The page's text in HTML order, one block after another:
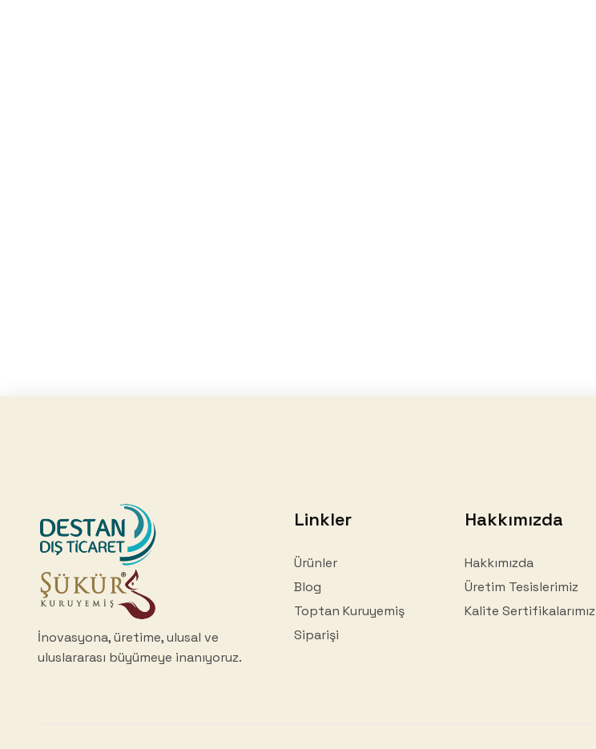
İnovasyona, üretime, ulusal ve
uluslararası büyümeye inanıyoruz.
Linkler
Ürünler
Blog
Toptan Kuruyemiş
Siparişi
Hakkımızda
Hakkımızda
Üretim Tesislerimiz
Kalite Sertifikalarımız